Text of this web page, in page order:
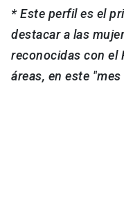
* Este perfil es el
destacar a las
reconocidas con el
áreas, en este